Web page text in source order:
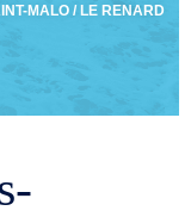
MALO / LE RENARD